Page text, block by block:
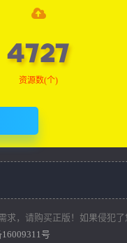
4756
资源数(个)
，请购买正版！如果侵犯了
16009311号